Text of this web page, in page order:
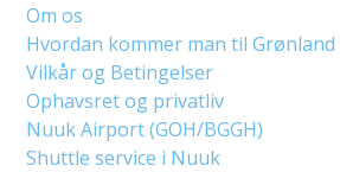
Om os
Hvordan kommer man til Grønland
Vilkår og Betingelser
Ophavsret og privatliv
Nuuk Airport (GOH/BGGH)
Shuttle service i Nuuk